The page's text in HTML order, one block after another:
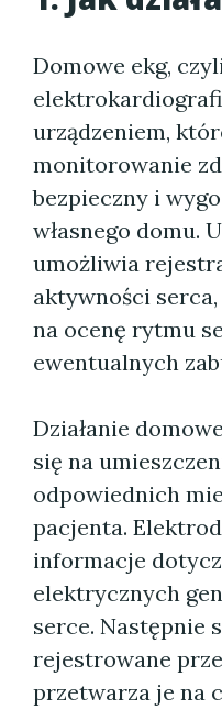
Domowe ekg,
urządzeniem,
monitorowanie
bezpieczny i
własnego domu.
umożliwia
aktywności
na ocenę rytmu
ewentualnych
Działanie
się na
odpowiednich
pacjenta.
informacje
elektrycznych
serce. Następnie
rejestrowane
przetwarza je na